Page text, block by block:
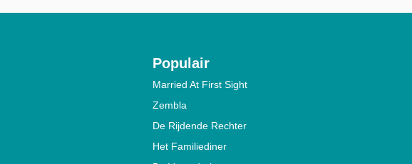
Populair
Married At First Sight
Zembla
De Rijdende Rechter
Het Familiediner